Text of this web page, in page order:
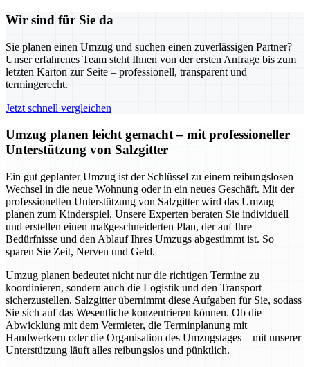
Wir sind für Sie da
Sie planen einen Umzug und suchen einen zuverlässigen Partner?
Unser erfahrenes Team steht Ihnen von der ersten Anfrage bis zum
letzten Karton zur Seite – professionell, transparent und
termingerecht.
Jetzt schnell vergleichen
Umzug planen leicht gemacht – mit professioneller
Unterstützung von Salzgitter
Ein gut geplanter Umzug ist der Schlüssel zu einem reibungslosen
Wechsel in die neue Wohnung oder in ein neues Geschäft. Mit der
professionellen Unterstützung von Salzgitter wird das Umzug
planen zum Kinderspiel. Unsere Experten beraten Sie individuell
und erstellen einen maßgeschneiderten Plan, der auf Ihre
Bedürfnisse und den Ablauf Ihres Umzugs abgestimmt ist. So
sparen Sie Zeit, Nerven und Geld.
Umzug planen bedeutet nicht nur die richtigen Termine zu
koordinieren, sondern auch die Logistik und den Transport
sicherzustellen. Salzgitter übernimmt diese Aufgaben für Sie, sodass
Sie sich auf das Wesentliche konzentrieren können. Ob die
Abwicklung mit dem Vermieter, die Terminplanung mit
Handwerkern oder die Organisation des Umzugstages – mit unserer
Unterstützung läuft alles reibungslos und pünktlich.